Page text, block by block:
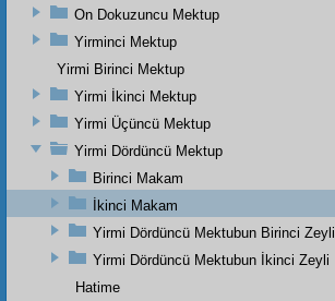
On Dokuzuncu Mektup
Yirminci Mektup
Yirmi Birinci Mektup
Yirmi İkinci Mektup
Yirmi Üçüncü Mektup
Yirmi Dördüncü Mektup
Birinci Makam
İkinci Makam
Yirmi Dördüncü Mektubun Birinci Zeyli
Yirmi Dördüncü Mektubun İkinci Zeyli
Hatime